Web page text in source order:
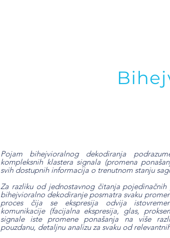
Pojam bihejvioralnog dekodiranja
kompleksnih klastera signala (promena
svih dostupnih informacija o trenutnom stanju
Za razliku od jednostavnog čitanja
bihejvioralno dekodiranje posmatra svaku
proces čija se ekspresija odvija
komunikacije (facijalna ekspresija, glas,
signale iste promene ponašanja na više
pouzdanu, detaljnu analizu za svaku od